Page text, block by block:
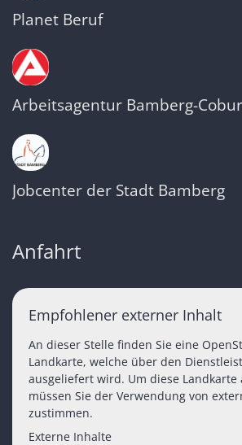
Planet Beruf
Arbeitsagentur Bamberg-
Jobcenter der Stadt Bamberg
Anfahrt
Empfohlener externer Inhalt
An dieser Stelle finden Sie eine
Landkarte, welche über den
ausgeliefert wird. Um diese Landkarte
müssen Sie der Verwendung von
zustimmen.
Externe Inhalte